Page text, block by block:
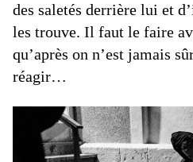
des saletés derrière lui et
les trouve. Il faut le faire
qu’après on n’est jamais
réagir…